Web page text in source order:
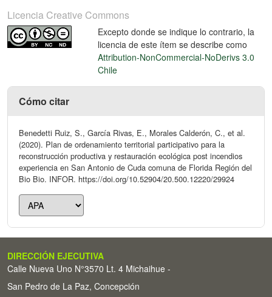
Licencia Creative Commons
Excepto donde se indique lo contrario, la
licencia de este ítem se describe como
Attribution-NonCommercial-NoDerivs 3.0
Chile
Cómo citar
Benedetti Ruiz, S., García Rivas, E., Morales Calderón, C., et al.
(2020). Plan de ordenamiento territorial participativo para la
reconstrucción productiva y restauración ecológica post incendios
experiencia en San Antonio de Cuda comuna de Florida Región del
Bio Bio. INFOR. https://doi.org/10.52904/20.500.12220/29924
DIRECCIÓN EJECUTIVA
Calle Nueva Uno N°3570 Lt. 4 Michaihue -
San Pedro de La Paz, Concepción